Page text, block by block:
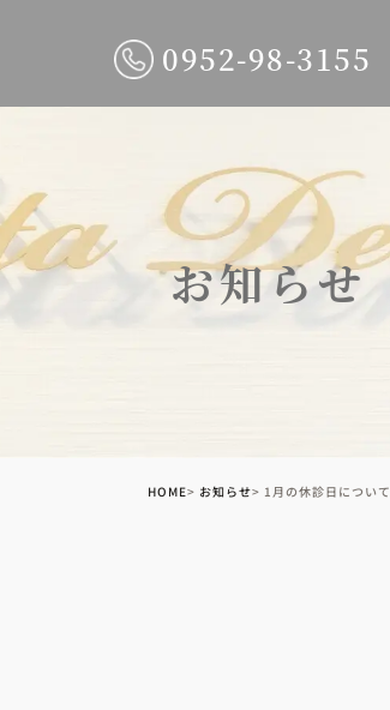
0952-98-3155
お知らせ
HOME お知らせ 1月の休診日について